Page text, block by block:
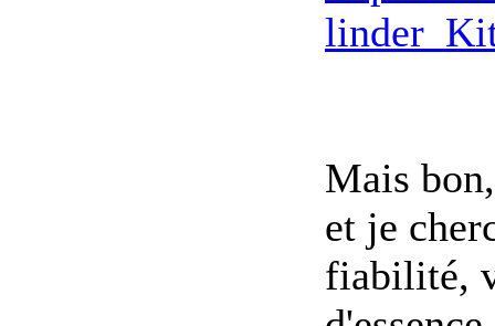
Mais
et je
fiabilité,